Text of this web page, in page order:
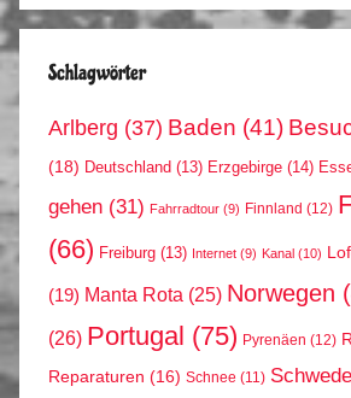
Schlagwörter
Arlberg (37) Baden (41)
(18) Deutschland (13) Erzgebirge (14)
gehen (31) Fahrradtour (9) Finnland (12)
(66) Freiburg (13) Internet (9) Kanal (10)
(19) Manta Rota (25) Norwegen
(26) Portugal (75) Pyrenäen (12)
Reparaturen (16) Schnee (11)